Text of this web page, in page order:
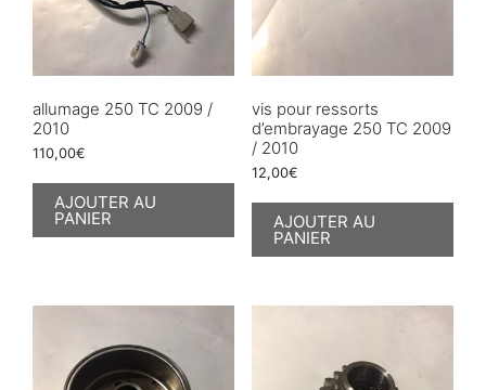
allumage 250 TC 2009 /
2010
110,00€
AJOUTER AU
PANIER
vis pour ressorts
d’embrayage 250 TC 2009
/ 2010
12,00€
AJOUTER AU
PANIER